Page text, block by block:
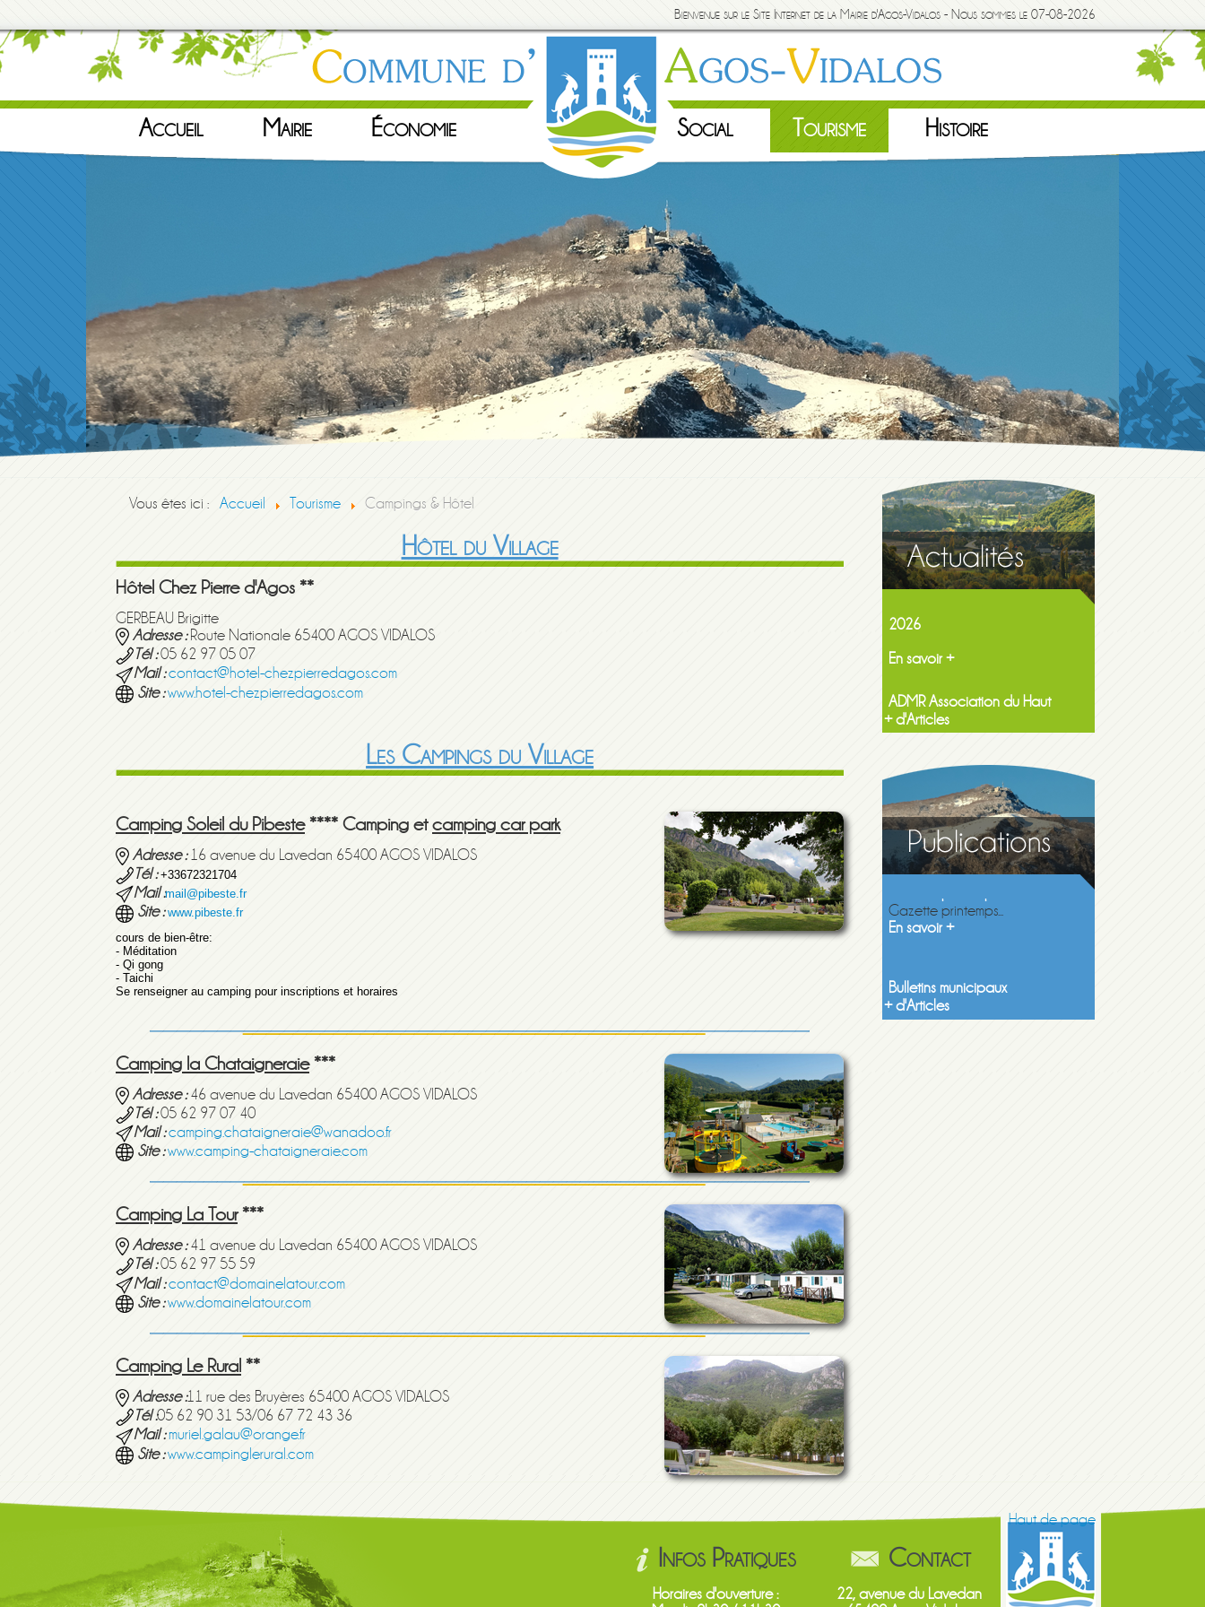
Bienvenue sur le Site Internet de la Mairie d'Agos-Vidalos - Nous sommes le 07-08-2026
Accueil Mairie Économie Social Tourisme Histoire
Vous êtes ici : Accueil Tourisme Campings & Hôtel
Hôtel du Village
Hôtel Chez Pierre d'Agos **
GERBEAU Brigitte
Adresse :Route Nationale 65400 AGOS VIDALOS
Tél :05 62 97 05 07
Mail : contact@hotel-chezpierredagos.com
Site : www.hotel-chezpierredagos.com
Les Campings du Village
Camping Soleil du Pibeste**** Camping etcamping car park
Adresse :16 avenue du Lavedan 65400 AGOS VIDALOS
Tél : +33672321704
Mail :mail@pibeste.fr
Site : www.pibeste.fr
cours de bien-être:
- Méditation
- Qi gong
- Taichi
Se renseigner au camping pour inscriptions et horaires
Camping la Chataigneraie***
Adresse :46 avenue du Lavedan 65400 AGOS VIDALOS
Tél :05 62 97 07 40
Mail : camping.chataigneraie@wanadoo.fr
Site : www.camping-chataigneraie.com
Camping La Tour***
Adresse :41 avenue du Lavedan 65400 AGOS VIDALOS
Tél : 05 62 97 55 59
Mail : contact@domainelatour.com
Site : www.domainelatour.com
Camping Le Rural **
Adresse :11 rue des Bruyères 65400 AGOS VIDALOS
Tél :05 62 90 31 53/06 67 72 43 36
Mail : muriel.galau@orange.fr
Site : www.campinglerural.com
Maison de la famille itinerante
2026
ADMR Association du Haut
Lavedan NF Services
En savoir +
+ d'Articles
Gazette printemps 2026
Gazette printemps...
En savoir +
Bulletins municipaux
+ d'Articles
Haut de page
Contact
22, avenue du Lavedan
Infos Pratiques
Horaires d'ouverture :